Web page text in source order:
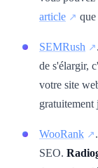
article
SEMRush
de s'élargir,
votre site
gratuitement
WooRank
SEO.